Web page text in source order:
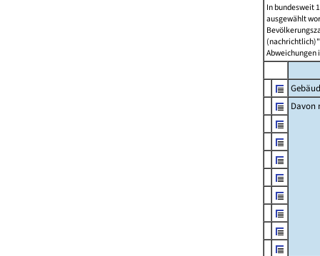
In bundesweit
ausgewählt
Abweichungen
Davon